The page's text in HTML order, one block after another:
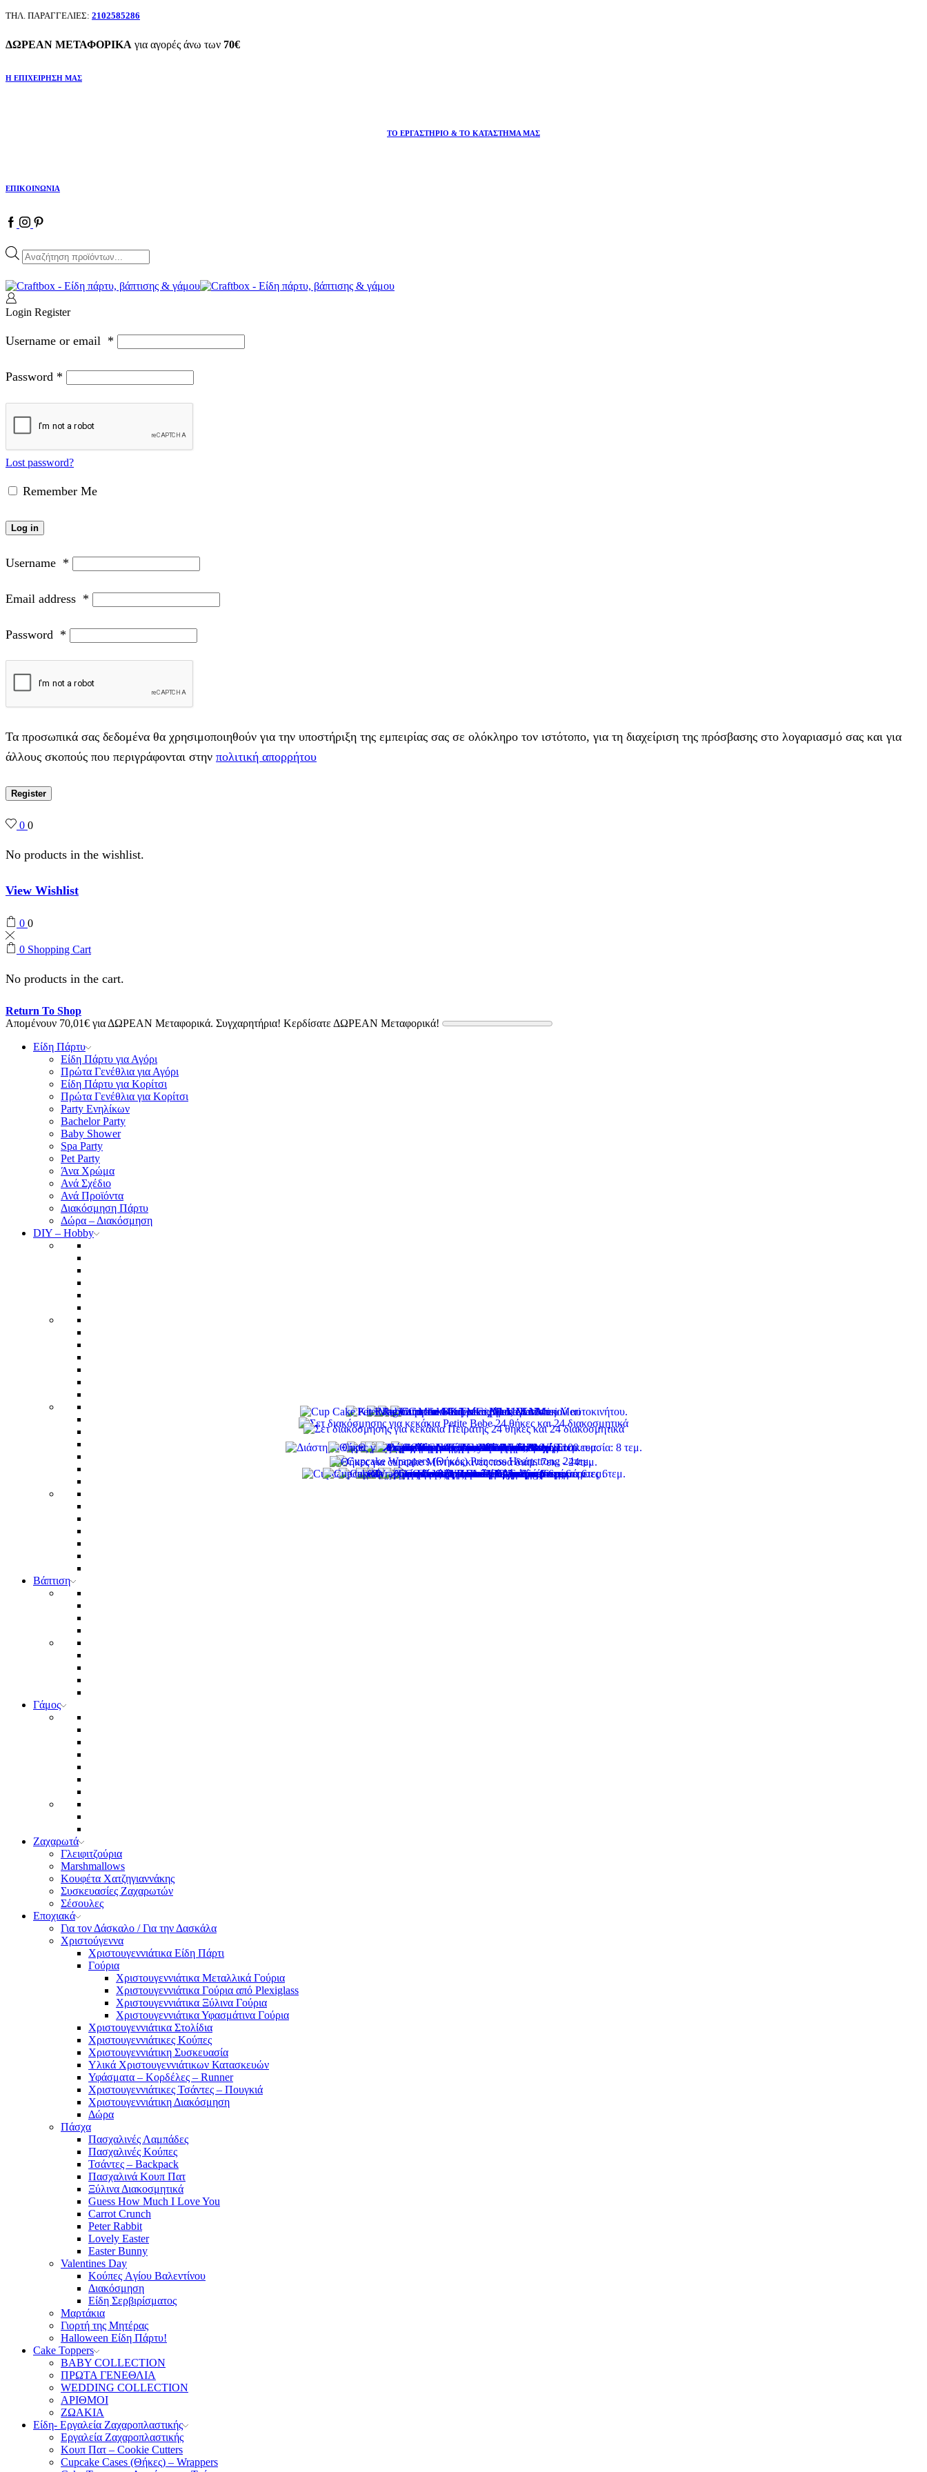
ΤΗΛ. ΠΑΡΑΓΓΕΛΙΕΣ: 2102585286
ΔΩΡΕΑΝ ΜΕΤΑΦΟΡΙΚΑ για αγορές άνω των 70€
Η ΕΠΙΧΕΙΡΗΣΗ ΜΑΣ
ΤΟ ΕΡΓΑΣΤΗΡΙΟ & ΤΟ ΚΑΤΑΣΤΗΜΑ ΜΑΣ
ΕΠΙΚΟΙΝΩΝΙΑ
Facebook
Instagram
Pinterest
Products
search
Login Register
Username or email *
Password *
Lost password?
Remember Me
Log in
Username *
Email address *
Password *
Τα προσωπικά σας δεδομένα θα χρησιμοποιηθούν για την υποστήριξη της εμπειρίας σας σε ολόκληρο τον ιστότοπο, για τη διαχείριση της πρόσβασης στο λογαριασμό σας και για
άλλους σκοπούς που περιγράφονται στην πολιτική απορρήτου
Register
0 0
No products in the wishlist.
View Wishlist
0 0
0 Shopping Cart
No products in the cart.
Return To Shop
Απομένουν 70,01€ για ΔΩΡΕΑΝ Μεταφορικά. Συγχαρητήρια! Κερδίσατε ΔΩΡΕΑΝ Μεταφορικά!
Είδη Πάρτυ
Είδη Πάρτυ για Αγόρι
Πρώτα Γενέθλια για Αγόρι
Είδη Πάρτυ για Κορίτσι
Πρώτα Γενέθλια για Κορίτσι
Party Ενηλίκων
Bachelor Party
Baby Shower
Spa Party
Pet Party
Άνα Χρώμα
Ανά Σχέδιο
Ανά Προϊόντα
Διακόσμηση Πάρτυ
Δώρα – Διακόσμηση
DIY – Hobby
Βάπτιση
Γάμος
Ζαχαρωτά
Γλειφιτζούρια
Marshmallows
Κουφέτα Χατζηγιαννάκης
Συσκευασίες Ζαχαρωτών
Σέσουλες
Εποχιακά
Για τον Δάσκαλο / Για την Δασκάλα
Χριστούγεννα
Χριστουγεννιάτικα Είδη Πάρτι
Γούρια
Χριστουγεννιάτικα Μεταλλικά Γούρια
Χριστουγεννιάτικα Γούρια από Plexiglass
Χριστουγεννιάτικα Ξύλινα Γούρια
Χριστουγεννιάτικα Υφασμάτινα Γούρια
Χριστουγεννιάτικα Στολίδια
Χριστουγεννιάτικες Κούπες
Χριστουγεννιάτικη Συσκευασία
Υλικά Χριστουγεννιάτικων Κατασκευών
Υφάσματα – Κορδέλες – Runner
Χριστουγεννιάτικες Τσάντες – Πουγκιά
Χριστουγεννιάτικη Διακόσμηση
Δώρα
Πάσχα
Πασχαλινές Λαμπάδες
Πασχαλινές Κούπες
Τσάντες – Backpack
Πασχαλινά Κουπ Πατ
Ξύλινα Διακοσμητικά
Guess How Much I Love You
Carrot Crunch
Peter Rabbit
Lovely Easter
Easter Bunny
Valentines Day
Κούπες Aγίου Βαλεντίνου
Διακόσμηση
Είδη Σερβιρίσματος
Μαρτάκια
Γιορτή της Μητέρας
Halloween Είδη Πάρτυ!
Cake Toppers
BABY COLLECTION
ΠΡΩΤΑ ΓΕΝΕΘΛΙΑ
WEDDING COLLECTION
ΑΡΙΘΜΟΙ
ΖΩΑΚΙΑ
Είδη- Εργαλεία Ζαχαροπλαστικής
Εργαλεία Ζαχαροπλαστικής
Κουπ Πατ – Cookie Cutters
Cupcake Cases (Θήκες) – Wrappers